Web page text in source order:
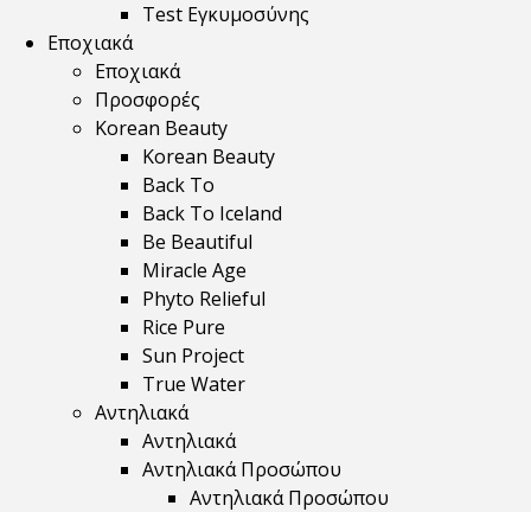
Test Εγκυμοσύνης
Εποχιακά
Εποχιακά
Προσφορές
Korean Beauty
Korean Beauty
Back To
Back To Iceland
Be Beautiful
Miracle Age
Phyto Relieful
Rice Pure
Sun Project
True Water
Αντηλιακά
Αντηλιακά
Αντηλιακά Προσώπου
Αντηλιακά Προσώπου